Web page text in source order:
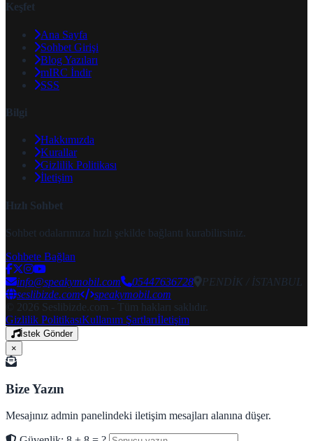
Keşfet
Ana Sayfa
Sohbet Girişi
Blog Yazıları
mIRC İndir
SSS
Bilgi
Hakkımızda
Kurallar
Gizlilik Politikası
İletişim
Hızlı Sohbet
Sohbet odalarımıza hızlı şekilde bağlantı kurabilirsiniz.
Sohbete Bağlan
info@speakymobil.com 05447636728
PENDİK / İSTANBUL
seslibizde.com
speakymobil.com
© 2026 Seslibizde.com - Tüm hakları saklıdır.
Gizlilik PolitikasıKullanım Şartlarıİletişim
İstek Gönder
×
Bize Yazın
Mesajınız admin panelindeki iletişim mesajları alanına düşer.